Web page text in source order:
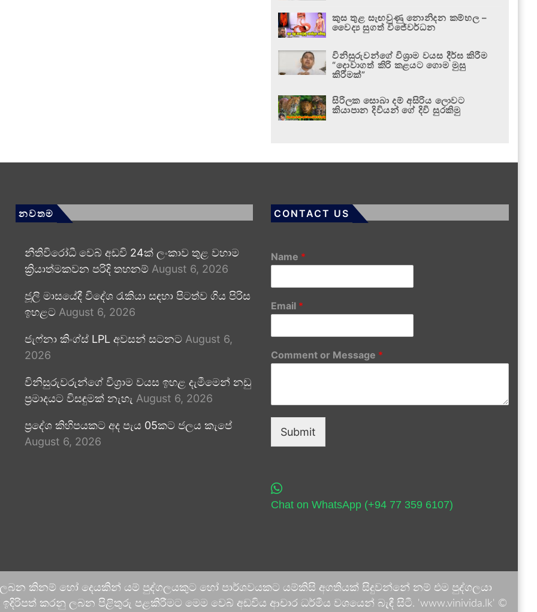
කුස තුළ සැඟවුණු නොනිදන කම්හල –
වෛද්‍ය සුගත් විජේවර්ධන
විනිසුරුවන්ගේ විශ්‍රාම වයස දීර්ඝ කිරීම
“දොවාගත් කිරි කළයට ගොම මුසු
කිරීමක්”
සිරිලක සොබා දම් අසිරිය ලොවට
කියාපාන දිවියන් ගේ දිවි සුරකිමු
නවතම
නීතිවිරෝධී වෙබ් අඩවි 24ක් ලංකාව තුළ වහාම
ක්‍රියාත්මකවන පරිදි තහනම් August 6, 2026
ජූලි මාසයේදී විදේශ රැකියා සඳහා පිටත්ව ගිය පිරිස
ඉහළට August 6, 2026
ජැෆ්නා කිංග්ස් LPL අවසන් සටනට August 6,
2026
විනිසුරුවරුන්ගේ විශ්‍රාම වයස ඉහළ දැමීමෙන් නඩු
ප්‍රමාදයට විසඳුමක් නැහැ August 6, 2026
ප්‍රදේශ කිහිපයකට අද පැය 05කට ජලය කැපේ
August 6, 2026
CONTACT US
Name *
Email *
Comment or Message *
Submit
Chat on WhatsApp (+94 77 359 6107)
ලබන කිනම් හෝ දෙයකින් යම් පුද්ගලයකුට හෝ පාර්ශවයකට යම්කිසි අගතියක් සිදුවන්නේ නම් එම පුද්ගලයා
කරනු ලබන පිළිතුරු පළකිරීමට මෙම වෙබ් අඩවිය ආචාර ධර්මීය වශයෙන් බැඳී සිටී. 'www.vinivida.lk' ©